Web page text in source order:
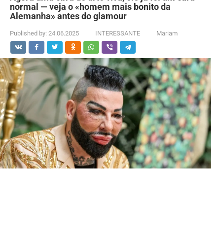
normal — veja o «homem mais bonito da
Alemanha» antes do glamour
Published by: 24.06.2025 INTERESSANTE Mariam